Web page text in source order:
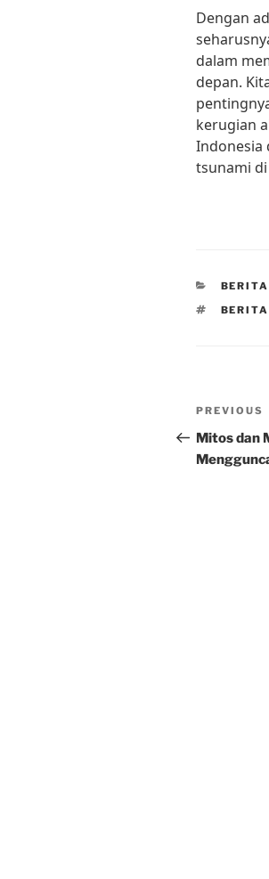
Dengan
dalam
depan.
kerugian
Indonesia
tsunami
TAGS
Post
Previous
Post
PREVIOUS
Mitos dan